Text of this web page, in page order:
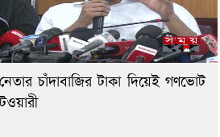
চাঁদাবাজির টাকা দিয়েই গণভোট